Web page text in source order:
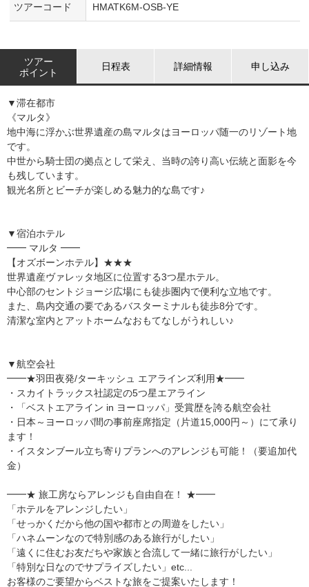
ツアーコード HMATK6M-OSB-YE
ツアー
ポイント
日程表 詳細情報 申し込み
▼滞在都市
《マルタ》
地中海に浮かぶ世界遺産の島マルタはヨーロッパ随一のリゾート地
です。
中世から騎士団の拠点として栄え、当時の誇り高い伝統と面影を今
も残しています。
観光名所とビーチが楽しめる魅力的な島です♪
▼宿泊ホテル
━━ マルタ ━━
【オズボーンホテル】★★★
世界遺産ヴァレッタ地区に位置する3つ星ホテル。
中心部のセントジョージ広場にも徒歩圏内で便利な立地です。
また、島内交通の要であるバスターミナルも徒歩8分です。
清潔な室内とアットホームなおもてなしがうれしい♪
▼航空会社
━━★羽田夜発/ターキッシュ エアラインズ利用★━━
・スカイトラックス社認定の5つ星エアライン
・「ベストエアライン in ヨーロッパ」受賞歴を誇る航空会社
・日本～ヨーロッパ間の事前座席指定（片道15,000円～）にて承り
ます！
・イスタンブール立ち寄りプランへのアレンジも可能！（要追加代
金）
━━★ 旅工房ならアレンジも自由自在！ ★━━
「ホテルをアレンジしたい」
「せっかくだから他の国や都市との周遊をしたい」
「ハネムーンなので特別感のある旅行がしたい」
「遠くに住むお友だちや家族と合流して一緒に旅行がしたい」
「特別な日なのでサプライズしたい」etc...
お客様のご要望からベストな旅をご提案いたします！